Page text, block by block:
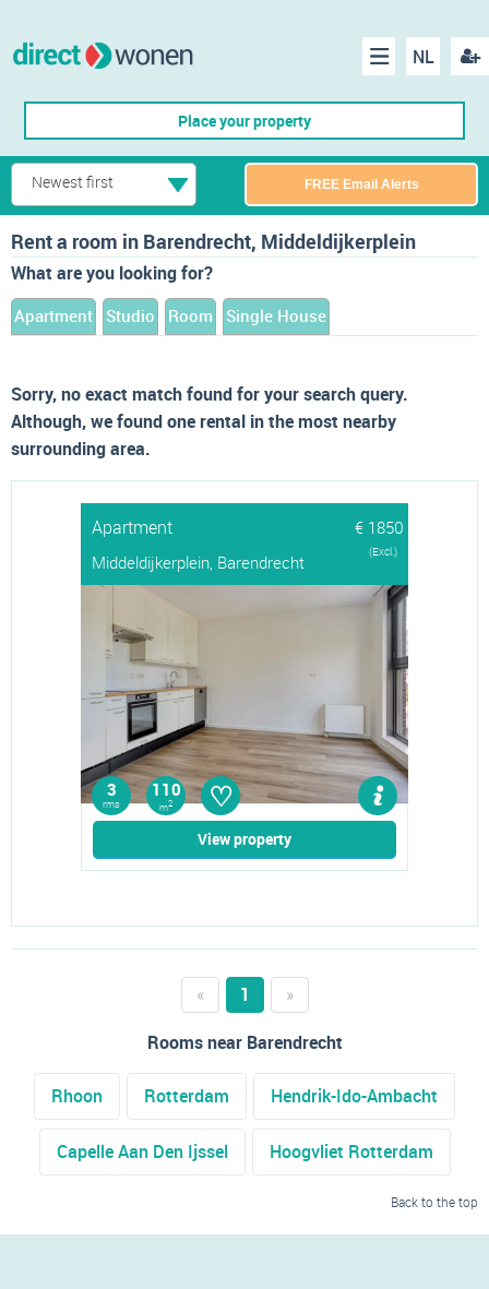
NL
Menu
Place your property
Newest first FREE Email Alerts
Rent a room in Barendrecht, Middeldijkerplein
What are you looking for?
Apartment Studio Room Single House
Sorry, no exact match found for your search query.
Although, we found one rental in the most nearby
surrounding area.
Apartment
€ 1850
Middeldijkerplein, Barendrecht
(Excl.)
3
rms
110
m2 ♡
View property
« 1
»
Rooms near Barendrecht
Rhoon Rotterdam Hendrik-Ido-Ambacht
Capelle Aan Den Ijssel Hoogvliet Rotterdam
Back to the top